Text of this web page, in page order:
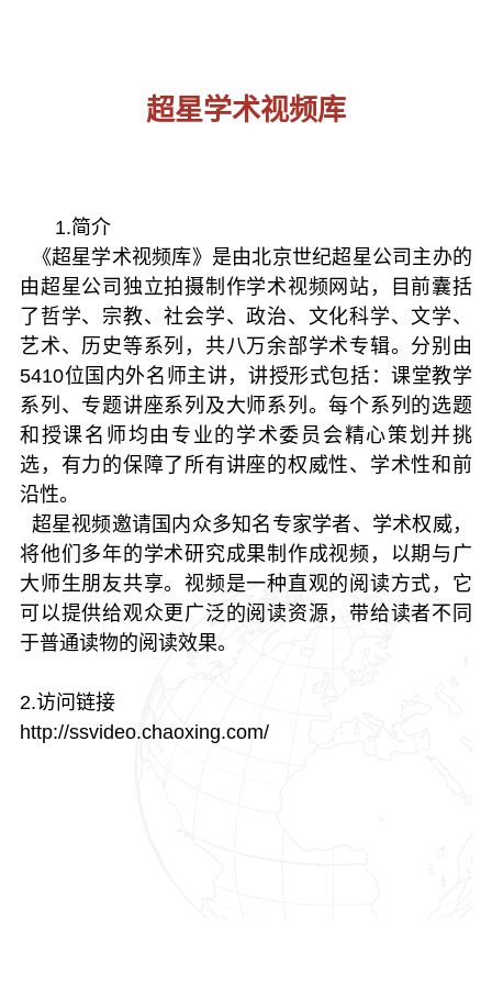
超星学术视频库
1.简介
《超星学术视频库》是由北京世纪超星公司主办的
由超星公司独立拍摄制作学术视频网站，目前囊括
了哲学、宗教、社会学、政治、文化科学、文学、
艺术、历史等系列，共八万余部学术专辑。分别由
5410位国内外名师主讲，讲授形式包括：课堂教学
系列、专题讲座系列及大师系列。每个系列的选题
和授课名师均由专业的学术委员会精心策划并挑
选，有力的保障了所有讲座的权威性、学术性和前
沿性。
超星视频邀请国内众多知名专家学者、学术权威，
将他们多年的学术研究成果制作成视频，以期与广
大师生朋友共享。视频是一种直观的阅读方式，它
可以提供给观众更广泛的阅读资源，带给读者不同
于普通读物的阅读效果。
2.访问链接
http://ssvideo.chaoxing.com/